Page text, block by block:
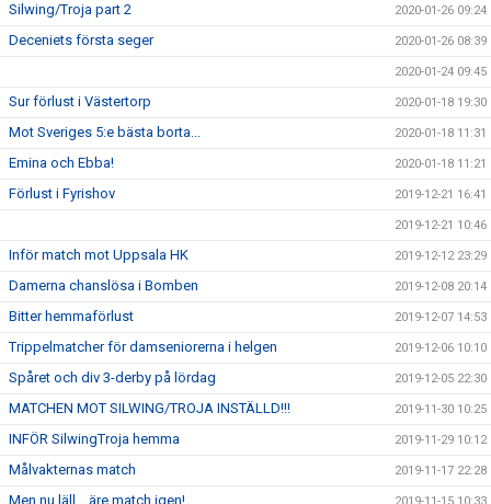
Silwing/Troja part 2 2020-01-26 09:24
Deceniets första seger 2020-01-26 08:39
2020-01-24 09:45
Sur förlust i Västertorp 2020-01-18 19:30
Mot Sveriges 5:e bästa borta... 2020-01-18 11:31
Emina och Ebba! 2020-01-18 11:21
Förlust i Fyrishov 2019-12-21 16:41
2019-12-21 10:46
Inför match mot Uppsala HK 2019-12-12 23:29
Damerna chanslösa i Bomben 2019-12-08 20:14
Bitter hemmaförlust 2019-12-07 14:53
Trippelmatcher för damseniorerna i helgen 2019-12-06 10:10
Spåret och div 3-derby på lördag 2019-12-05 22:30
MATCHEN MOT SILWING/TROJA INSTÄLLD!!! 2019-11-30 10:25
INFÖR SilwingTroja hemma 2019-11-29 10:12
Målvakternas match 2019-11-17 22:28
Men nu läll... äre match igen!